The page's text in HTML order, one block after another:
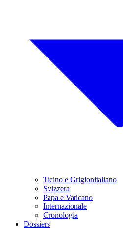
Ticino e Grigionitaliano
Svizzera
Papa e Vaticano
Internazionale
Cronologia
Dossiers